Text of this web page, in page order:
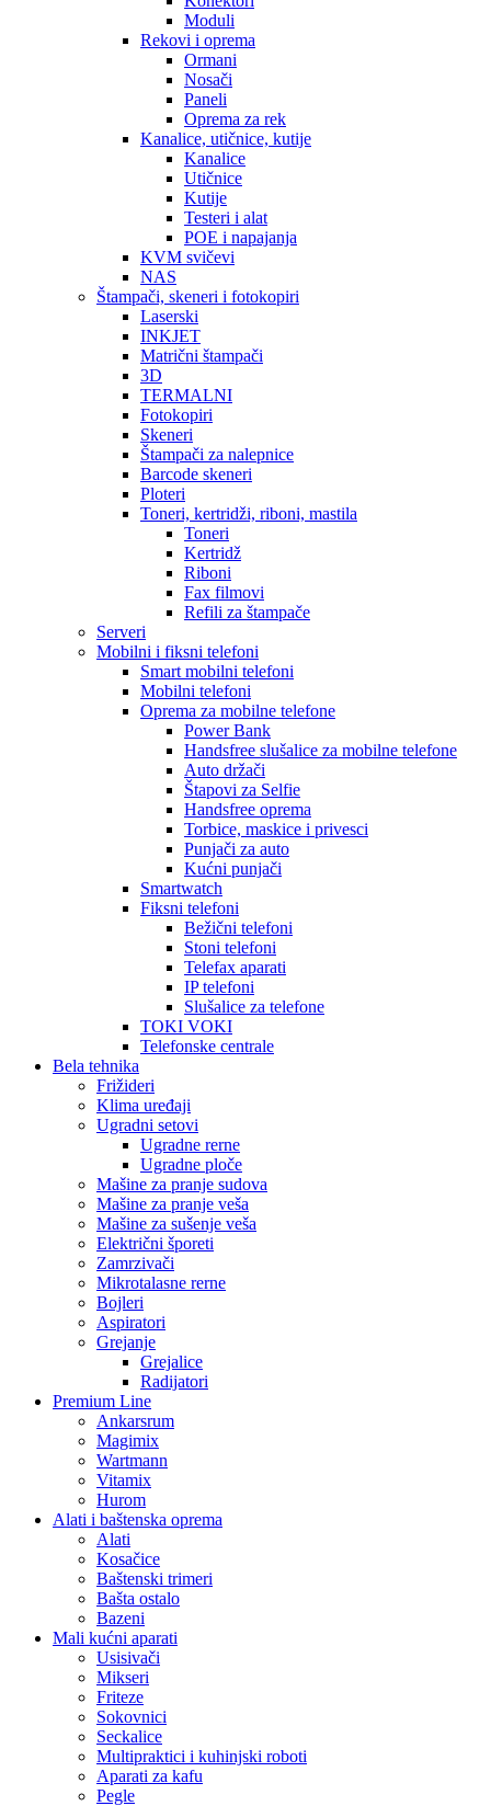
Moduli
Rekovi i oprema
Ormani
Nosači
Paneli
Oprema za rek
Kanalice, utičnice, kutije
Kanalice
Utičnice
Kutije
Testeri i alat
POE i napajanja
KVM svičevi
NAS
Štampači, skeneri i fotokopiri
Laserski
INKJET
Matrični štampači
3D
TERMALNI
Fotokopiri
Skeneri
Štampači za nalepnice
Barcode skeneri
Ploteri
Toneri, kertridži, riboni, mastila
Toneri
Kertridž
Riboni
Fax filmovi
Refili za štampače
Serveri
Mobilni i fiksni telefoni
Smart mobilni telefoni
Mobilni telefoni
Oprema za mobilne telefone
Power Bank
Handsfree slušalice za mobilne telefone
Auto držači
Štapovi za Selfie
Handsfree oprema
Torbice, maskice i privesci
Punjači za auto
Kućni punjači
Smartwatch
Fiksni telefoni
Bežični telefoni
Stoni telefoni
Telefax aparati
IP telefoni
Slušalice za telefone
TOKI VOKI
Telefonske centrale
Bela tehnika
Frižideri
Klima uređaji
Ugradni setovi
Ugradne rerne
Ugradne ploče
Mašine za pranje sudova
Mašine za pranje veša
Mašine za sušenje veša
Električni šporeti
Zamrzivači
Mikrotalasne rerne
Bojleri
Aspiratori
Grejanje
Grejalice
Radijatori
Premium Line
Ankarsrum
Magimix
Wartmann
Vitamix
Hurom
Alati i baštenska oprema
Alati
Kosačice
Baštenski trimeri
Bašta ostalo
Bazeni
Mali kućni aparati
Usisivači
Mikseri
Friteze
Sokovnici
Seckalice
Multipraktici i kuhinjski roboti
Aparati za kafu
Pegle